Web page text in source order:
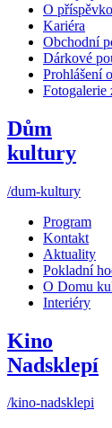
O
Kariéra
Obchodní
Dárkové
Prohlášení
Fotogalerie
Dům
kultury
/dum-kultury
Program
Kontakt
Aktuality
Pokladní
O Domu
Interiéry
Kino
Nadsklepí
/kino-nadsklepi